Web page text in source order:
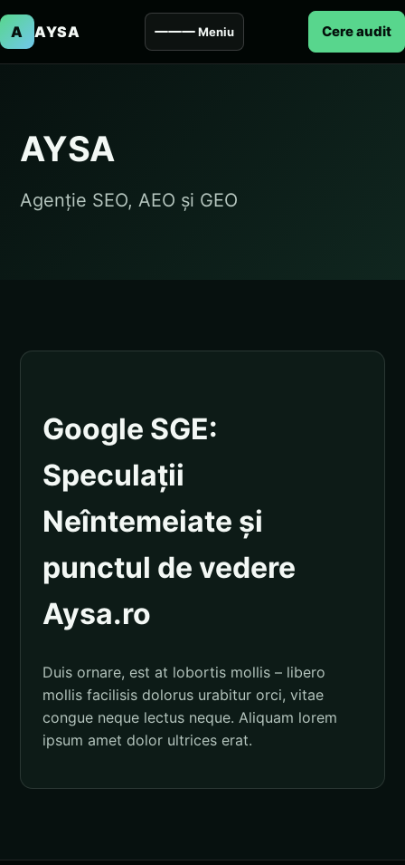
A AYSA Meniu Cere audit
AYSA
Agenție SEO, AEO și GEO
Google SGE:
Speculații
Neîntemeiate și
punctul de vedere
Aysa.ro
Duis ornare, est at lobortis mollis – libero
mollis facilisis dolorus urabitur orci, vitae
congue neque lectus neque. Aliquam lorem
ipsum amet dolor ultrices erat.